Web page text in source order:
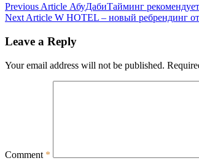
Post
navigation
Previous Article АбуДабиТайминг
Next Article W HOTEL – новый ребрендинг
Leave a Reply
Your email address will not be published.
Comment *